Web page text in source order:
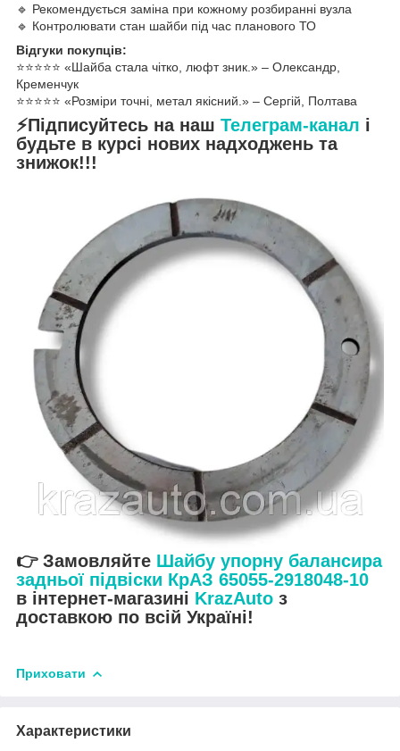
🔹 Рекомендується заміна при кожному розбиранні вузла
🔹 Контролювати стан шайби під час планового ТО
Відгуки покупців:
⭐️⭐️⭐️⭐️⭐️ «Шайба стала чітко, люфт зник.» – Олександр,
Кременчук
⭐️⭐️⭐️⭐️⭐️ «Розміри точні, метал якісний.» – Сергій, Полтава
⚡Підписуйтесь на наш Телеграм-канал і
будьте в курсі нових надходжень та
знижок!!!
👉 Замовляйте Шайбу упорну балансира
задньої підвіски КрАЗ 65055-2918048-10
в інтернет-магазині KrazAuto з
доставкою по всій Україні!
Приховати
Характеристики